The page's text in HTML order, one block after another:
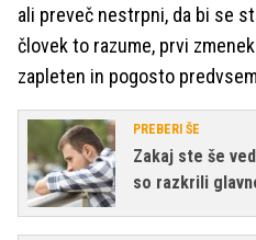
ali preveč nestrpni, da bi se
človek to razume, prvi
zapleten in pogosto
PREBERI ŠE
Zakaj ste še
so razkrili